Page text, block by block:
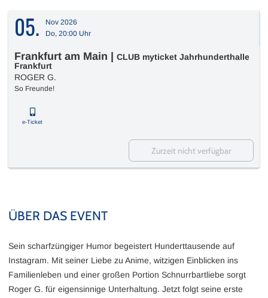
05.
Nov 2026
Do, 20:00 Uhr
Frankfurt am Main
CLUB myticket Jahrhunderthalle
Frankfurt
ROGER G.
So Freunde!
e-Ticket
Zurzeit nicht verfügbar
ÜBER DAS EVENT
Sein scharfzüngiger Humor begeistert Hunderttausende auf
Instagram. Mit seiner Liebe zu Anime, witzigen Einblicken ins
Familienleben und einer großen Portion Schnurrbartliebe sorgt
Roger G. für eigensinnige Unterhaltung. Jetzt folgt seine erste